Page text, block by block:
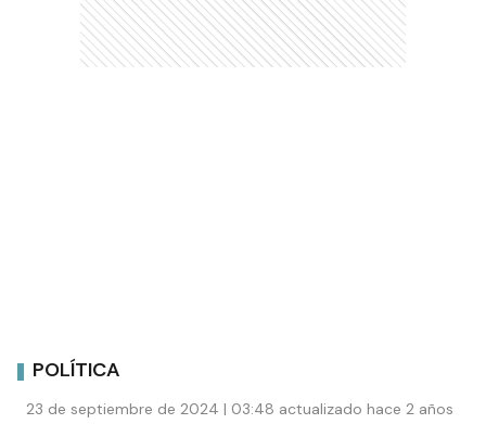
POLÍTICA
23 de septiembre de 2024 | 03:48 actualizado hace 2 años